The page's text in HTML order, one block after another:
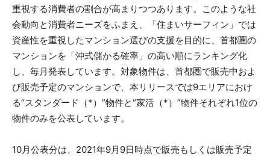
重視する消費者の割合が高まりつつあります。このような社
会動向と消費者ニーズをふまえ、「住まいサーフィン」では
資産性を重視したマンション選びの支援を目的に、首都圏の
マンションを「沖式儲かる確率」の高い順にランキング化
し、毎月発表しています。対象物件は、首都圏で販売中およ
び販売予定のマンションで、本リリースでは9エリアにおけ
る“スタンダード（*）”物件と“家活（*）”物件それぞれ1位の
物件のみを公表しています。
10月公表分は、2021年9月9日時点で販売もしくは販売予定